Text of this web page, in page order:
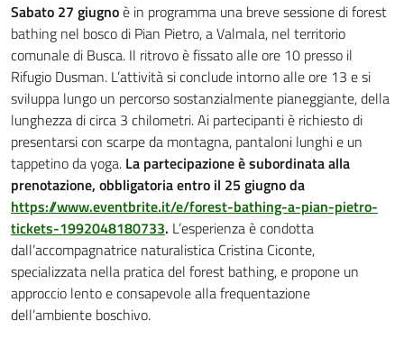
Sabato 27 giugnoè in programma una breve sessione di forest
bathing nel bosco di Pian Pietro, a Valmala, nel territorio
comunale di Busca. Il ritrovo è fissato alle ore 10 presso il
Rifugio Dusman. L’attività si conclude intorno alle ore 13 e si
sviluppa lungo un percorso sostanzialmente pianeggiante, della
lunghezza di circa 3 chilometri. Ai partecipanti è richiesto di
presentarsi con scarpe da montagna, pantaloni lunghi e un
tappetino da yoga. La partecipazione è subordinata alla
prenotazione, obbligatoria entro il 25 giugno da
https://www.eventbrite.it/e/forest-bathing-a-pian-pietro-
tickets-1992048180733. L’esperienza è condotta
dall’accompagnatrice naturalistica Cristina Ciconte,
specializzata nella pratica del forest bathing, e propone un
approccio lento e consapevole alla frequentazione
dell’ambiente boschivo.